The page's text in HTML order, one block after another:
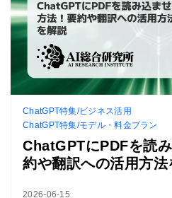
ChatGPT特集/ビジネス活用
ChatGPT特集/モデル・料金プラン
ChatGPTにPDFを読
約や翻訳への活用方法
2026-06-15